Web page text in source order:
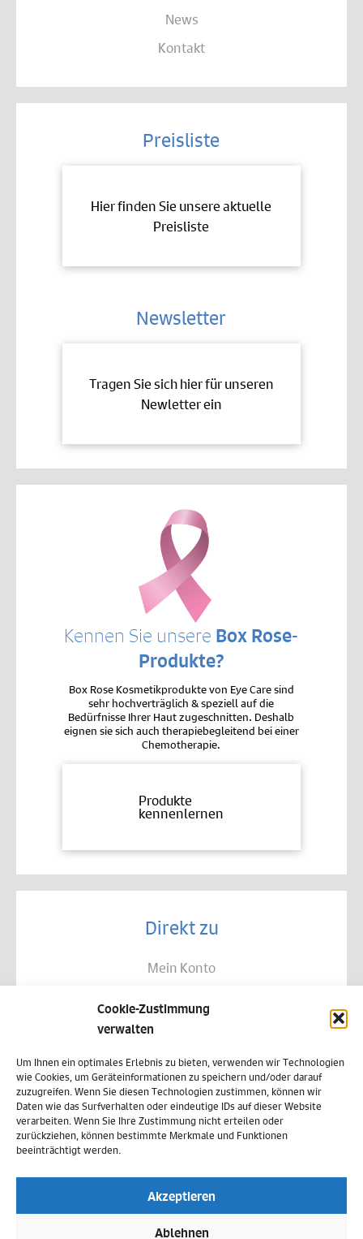
Cookie-Zustimmung
verwalten
Um Ihnen ein optimales Erlebnis zu bieten, verwenden wir Technologien
wie Cookies, um Geräteinformationen zu speichern und/oder darauf
zuzugreifen. Wenn Sie diesen Technologien zustimmen, können wir
Daten wie das Surfverhalten oder eindeutige IDs auf dieser Website
verarbeiten. Wenn Sie Ihre Zustimmung nicht erteilen oder
zurückziehen, können bestimmte Merkmale und Funktionen
beeinträchtigt werden.
Akzeptieren
Ablehnen
News
Kontakt
Preisliste
Hier finden Sie unsere aktuelle
Preisliste
Newsletter
Tragen Sie sich hier für unseren
Newletter ein
Kennen Sie unsere Box Rose-
Produkte?
Box Rose Kosmetikprodukte von Eye Care sind
sehr hochverträglich & speziell auf die
Bedürfnisse Ihrer Haut zugeschnitten. Deshalb
eignen sie sich auch therapiebegleitend bei einer
Chemotherapie.
Produkte
kennenlernen
Direkt zu
Mein Konto
Allgemeine Geschäftsbedingungen
Widerruf
Zahlungsweisen
Versand & Lieferung
Cookie-Richtlinie (EU)